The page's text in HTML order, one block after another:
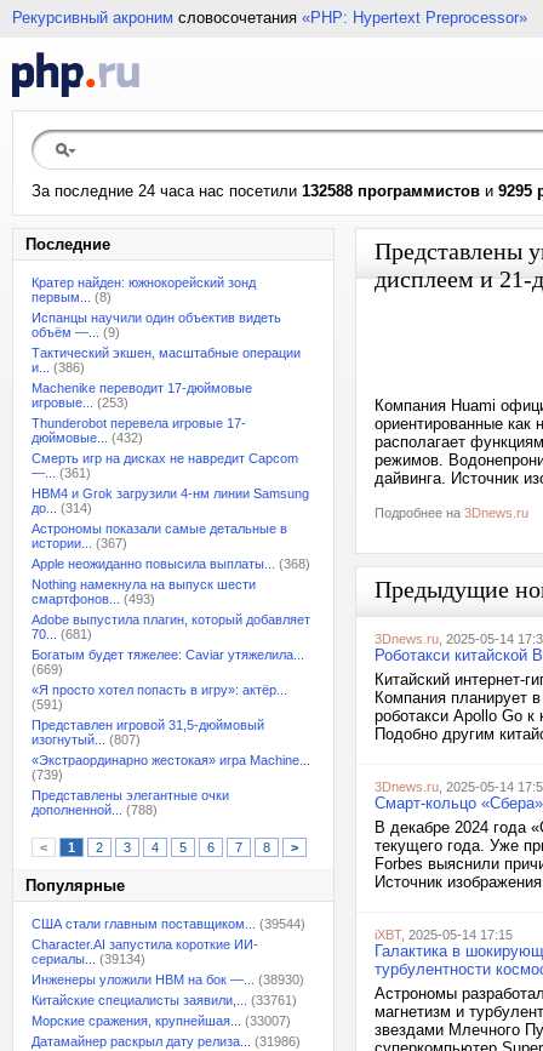
Рекурсивный акроним словосочетания «PHP: Hypertext Preprocessor»
За последние 24 часа нас посетили 132588 программистов и 9295
Последние
Кратер найден: южнокорейский зонд
первым...
(8)
Испанцы научили один объектив видеть
объём —...
(9)
Тактический экшен, масштабные операции
и...
(386)
Machenike переводит 17-дюймовые
игровые...
(253)
Thunderobot перевела игровые 17-
дюймовые...
(432)
Смерть игр на дисках не навредит Capcom
—...
(361)
HBM4 и Grok загрузили 4-нм линии Samsung
до...
(314)
Астрономы показали самые детальные в
истории...
(367)
Apple неожиданно повысила выплаты...
(368)
Nothing намекнула на выпуск шести
смартфонов...
(493)
Adobe выпустила плагин, который добавляет
70...
(681)
Богатым будет тяжелее: Caviar утяжелила...
(669)
«Я просто хотел попасть в игру»: актёр...
(591)
Представлен игровой 31,5-дюймовый
изогнутый...
(807)
«Экстраординарно жестокая» игра Machine...
(739)
Представлены элегантные очки
дополненной...
(788)
< 1 2 3 4 5 6 7 8 >
Популярные
США стали главным поставщиком...
(39544)
Character.AI запустила короткие ИИ-
сериалы...
(39134)
Инженеры уложили HBM на бок —...
(38930)
Китайские специалисты заявили,...
(33761)
Морские сражения, крупнейшая...
(33007)
Датамайнер раскрыл дату релиза...
(31986)
Представлены
дисплеем и 21-
Компания Huami
ориентированные как
располагает
режимов.
дайвинга. Источник
Подробнее на 3Dnews.ru
Предыдущие
3Dnews.ru , 2025-05-14
Роботакси китайской
Китайский интернет-
Компания планирует
роботакси Apollo Go к
Подобно другим
3Dnews.ru , 2025-05-14
Смарт-кольцо
В декабре 2024 года
текущего года. Уже
Forbes выяснили
Источник
iXBT, 2025-05-14 17:15
Галактика в
турбулентности
Астрономы
магнетизм и
звездами Млечного